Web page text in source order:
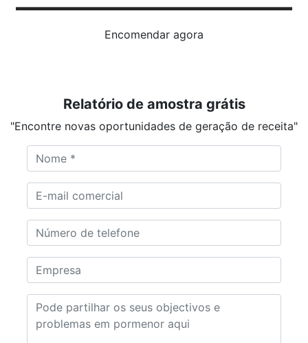
Encomendar agora
Relatório de amostra grátis
"Encontre novas oportunidades de geração de receita"